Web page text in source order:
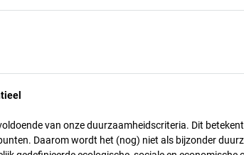
van onze duurzaamheidscriteria. Dit
Daarom wordt het (nog) niet als bijzonder